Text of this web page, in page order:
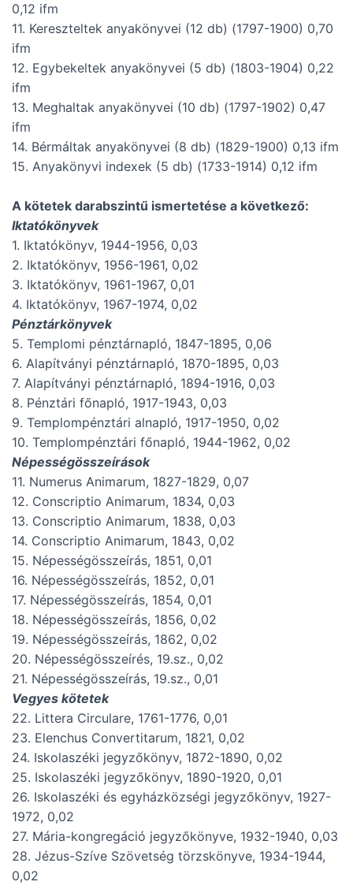
0,12 ifm
11. Kereszteltek anyakönyvei (12 db) (1797-1900) 0,70
ifm
12. Egybekeltek anyakönyvei (5 db) (1803-1904) 0,22
ifm
13. Meghaltak anyakönyvei (10 db) (1797-1902) 0,47
ifm
14. Bérmáltak anyakönyvei (8 db) (1829-1900) 0,13 ifm
15. Anyakönyvi indexek (5 db) (1733-1914) 0,12 ifm
A kötetek darabszintű ismertetése a következő:
Iktatókönyvek
1. Iktatókönyv, 1944-1956, 0,03
2. Iktatókönyv, 1956-1961, 0,02
3. Iktatókönyv, 1961-1967, 0,01
4. Iktatókönyv, 1967-1974, 0,02
Pénztárkönyvek
5. Templomi pénztárnapló, 1847-1895, 0,06
6. Alapítványi pénztárnapló, 1870-1895, 0,03
7. Alapítványi pénztárnapló, 1894-1916, 0,03
8. Pénztári főnapló, 1917-1943, 0,03
9. Templompénztári alnapló, 1917-1950, 0,02
10. Templompénztári főnapló, 1944-1962, 0,02
Népességösszeírások
11. Numerus Animarum, 1827-1829, 0,07
12. Conscriptio Animarum, 1834, 0,03
13. Conscriptio Animarum, 1838, 0,03
14. Conscriptio Animarum, 1843, 0,02
15. Népességösszeírás, 1851, 0,01
16. Népességösszeírás, 1852, 0,01
17. Népességösszeírás, 1854, 0,01
18. Népességösszeírás, 1856, 0,02
19. Népességösszeírás, 1862, 0,02
20. Népességösszeírés, 19.sz., 0,02
21. Népességösszeírás, 19.sz., 0,01
Vegyes kötetek
22. Littera Circulare, 1761-1776, 0,01
23. Elenchus Convertitarum, 1821, 0,02
24. Iskolaszéki jegyzőkönyv, 1872-1890, 0,02
25. Iskolaszéki jegyzőkönyv, 1890-1920, 0,01
26. Iskolaszéki és egyházközségi jegyzőkönyv, 1927-
1972, 0,02
27. Mária-kongregáció jegyzőkönyve, 1932-1940, 0,03
28. Jézus-Szíve Szövetség törzskönyve, 1934-1944,
0,02